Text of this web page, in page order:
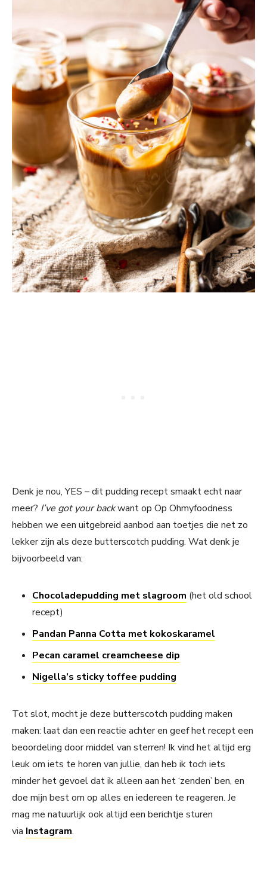
Denk je nou, YES – dit pudding recept smaakt echt naar
meer? I’ve got your backwant op Op Ohmyfoodness
hebben we een uitgebreid aanbod aan toetjes die net zo
lekker zijn als deze butterscotch pudding. Wat denk je
bijvoorbeeld van:
Chocoladepudding met slagroom (het old school
recept)
Pandan Panna Cotta met kokoskaramel
Pecan caramel creamcheese dip
Nigella’s sticky toffee pudding
Tot slot, mocht je deze butterscotch pudding maken
maken: laat dan een reactie achter en geef het recept een
beoordeling door middel van sterren! Ik vind het altijd erg
leuk om iets te horen van jullie, dan heb ik toch iets
minder het gevoel dat ik alleen aan het ‘zenden’ ben, en
doe mijn best om op alles en iedereen te reageren. Je
mag me natuurlijk ook altijd een berichtje sturen
via Instagram.